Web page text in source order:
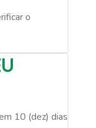
o
10 (dez) dias